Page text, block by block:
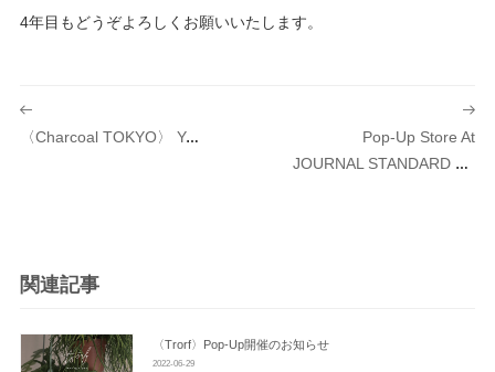
4年目もどうぞよろしくお願いいたします。
投
稿
シ
ン
Pop-Up Store At
JOURNAL STANDARD SHIBUYA SCRAMBLE SQUARE
〈Charcoal TOKYO〉 YouTube チャンネル開設のお知らせ
関連記事
〈trorf〉Pop-Up開催のお知らせ
2022-06-29